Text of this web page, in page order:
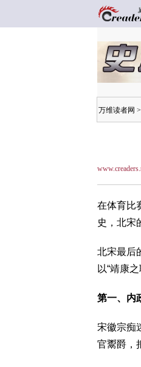
万维读者网 >
在体育比
史，北宋
北宋最后
以“靖康
第一、内
宋徽宗痴
官鬻爵，